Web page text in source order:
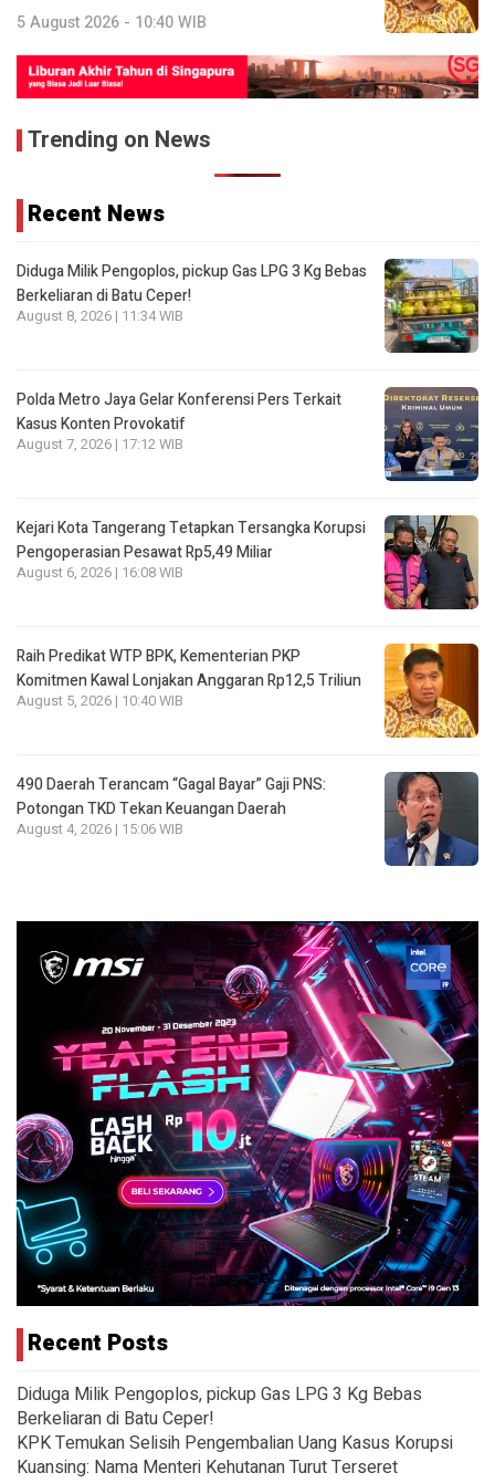
5 August 2026 - 10:40 WIB
Trending on News
Recent News
Diduga Milik Pengoplos, pickup Gas LPG 3 Kg Bebas
Berkeliaran di Batu Ceper!
August 8, 2026 | 11:34 WIB
Polda Metro Jaya Gelar Konferensi Pers Terkait
Kasus Konten Provokatif
August 7, 2026 | 17:12 WIB
Kejari Kota Tangerang Tetapkan Tersangka Korupsi
Pengoperasian Pesawat Rp5,49 Miliar
August 6, 2026 | 16:08 WIB
Raih Predikat WTP BPK, Kementerian PKP
Komitmen Kawal Lonjakan Anggaran Rp12,5 Triliun
August 5, 2026 | 10:40 WIB
490 Daerah Terancam “Gagal Bayar” Gaji PNS:
Potongan TKD Tekan Keuangan Daerah
August 4, 2026 | 15:06 WIB
Recent Posts
Diduga Milik Pengoplos, pickup Gas LPG 3 Kg Bebas
Berkeliaran di Batu Ceper!
KPK Temukan Selisih Pengembalian Uang Kasus Korupsi
Kuansing: Nama Menteri Kehutanan Turut Terseret